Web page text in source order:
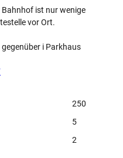
Bahnhof ist nur wenige
vor Ort.
i Parkhaus
250
5
2